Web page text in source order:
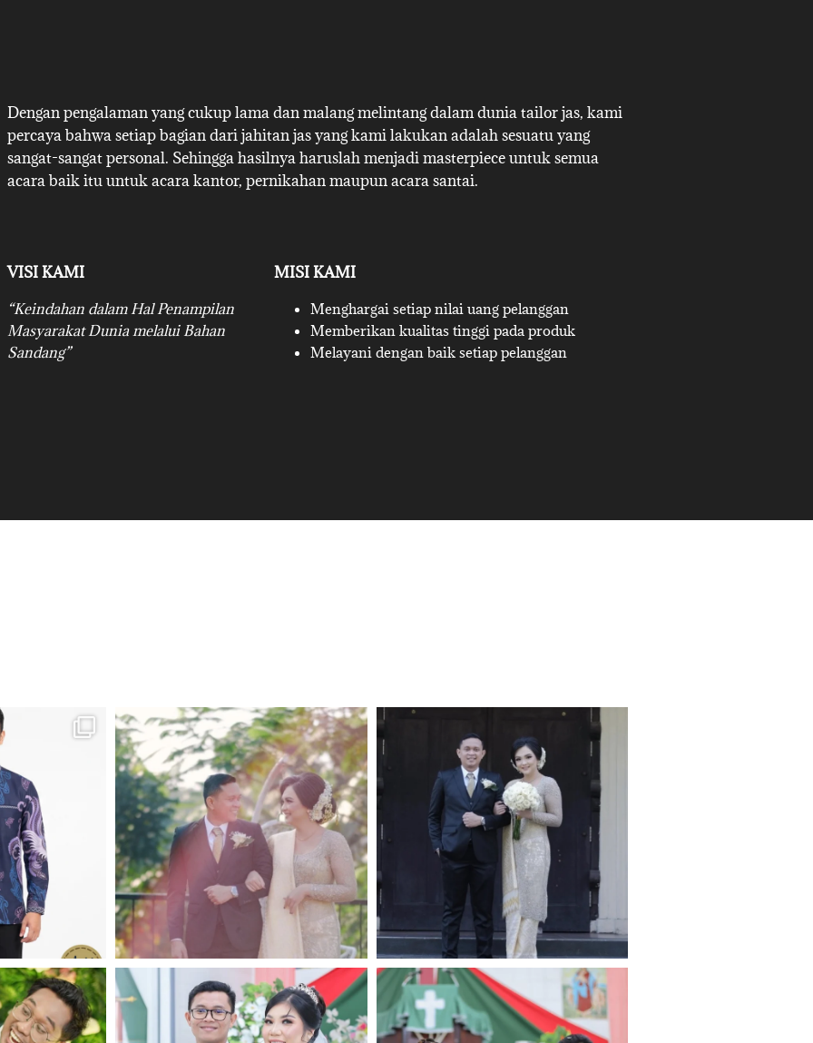
Dengan pengalaman yang cukup lama dan malang melintang dalam dunia tailor jas, kami
percaya bahwa setiap bagian dari jahitan jas yang kami lakukan adalah sesuatu yang
sangat-sangat personal. Sehingga hasilnya haruslah menjadi masterpiece untuk semua
acara baik itu untuk acara kantor, pernikahan maupun acara santai.
VISI KAMI
“Keindahan dalam Hal Penampilan
Masyarakat Dunia melalui Bahan
Sandang”
MISI KAMI
Menghargai setiap nilai uang pelanggan
Memberikan kualitas tinggi pada produk
Melayani dengan baik setiap pelanggan